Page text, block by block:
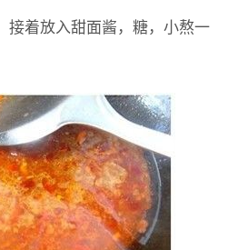
接着放入甜面酱，糖，小熬一